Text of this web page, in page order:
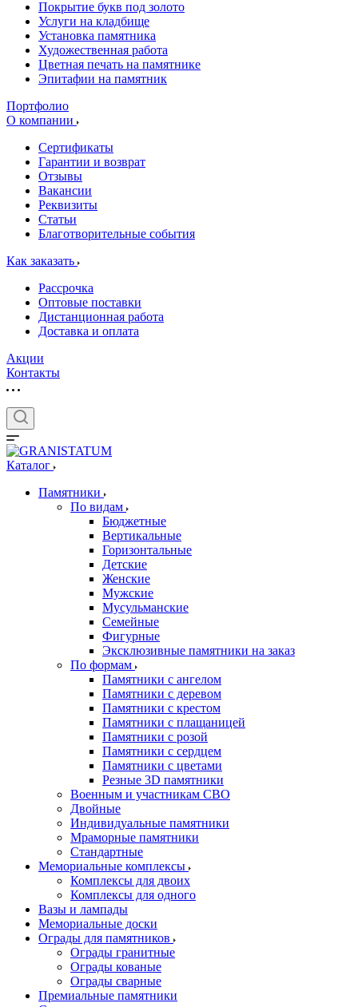
Покрытие букв под золото
Услуги на кладбище
Установка памятника
Художественная работа
Цветная печать на памятнике
Эпитафии на памятник
Портфолио
О компании
Сертификаты
Гарантии и возврат
Отзывы
Вакансии
Реквизиты
Статьи
Благотворительные события
Как заказать
Рассрочка
Оптовые поставки
Дистанционная работа
Доставка и оплата
Акции
Контакты
Каталог
Памятники
По видам
Бюджетные
Вертикальные
Горизонтальные
Детские
Женские
Мужские
Мусульманские
Семейные
Фигурные
Эксклюзивные памятники на заказ
По формам
Памятники с ангелом
Памятники с деревом
Памятники с крестом
Памятники с плащаницей
Памятники с розой
Памятники с сердцем
Памятники с цветами
Резные 3D памятники
Военным и участникам СВО
Двойные
Индивидуальные памятники
Мраморные памятники
Стандартные
Мемориальные комплексы
Комплексы для двоих
Комплексы для одного
Вазы и лампады
Мемориальные доски
Ограды для памятников
Ограды гранитные
Ограды кованые
Ограды сварные
Премиальные памятники